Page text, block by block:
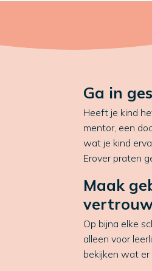
Ga in
Heeft je kind
mentor, een
wat je kind
Erover praten
Maak
Op bijna elke
alleen voor
bekijken wat